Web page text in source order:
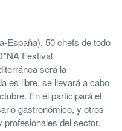
España), 50 chefs de todo
Festival
será la
es libre, se llevará a cabo
En él participará el
gastronómico, y otros
del sector.